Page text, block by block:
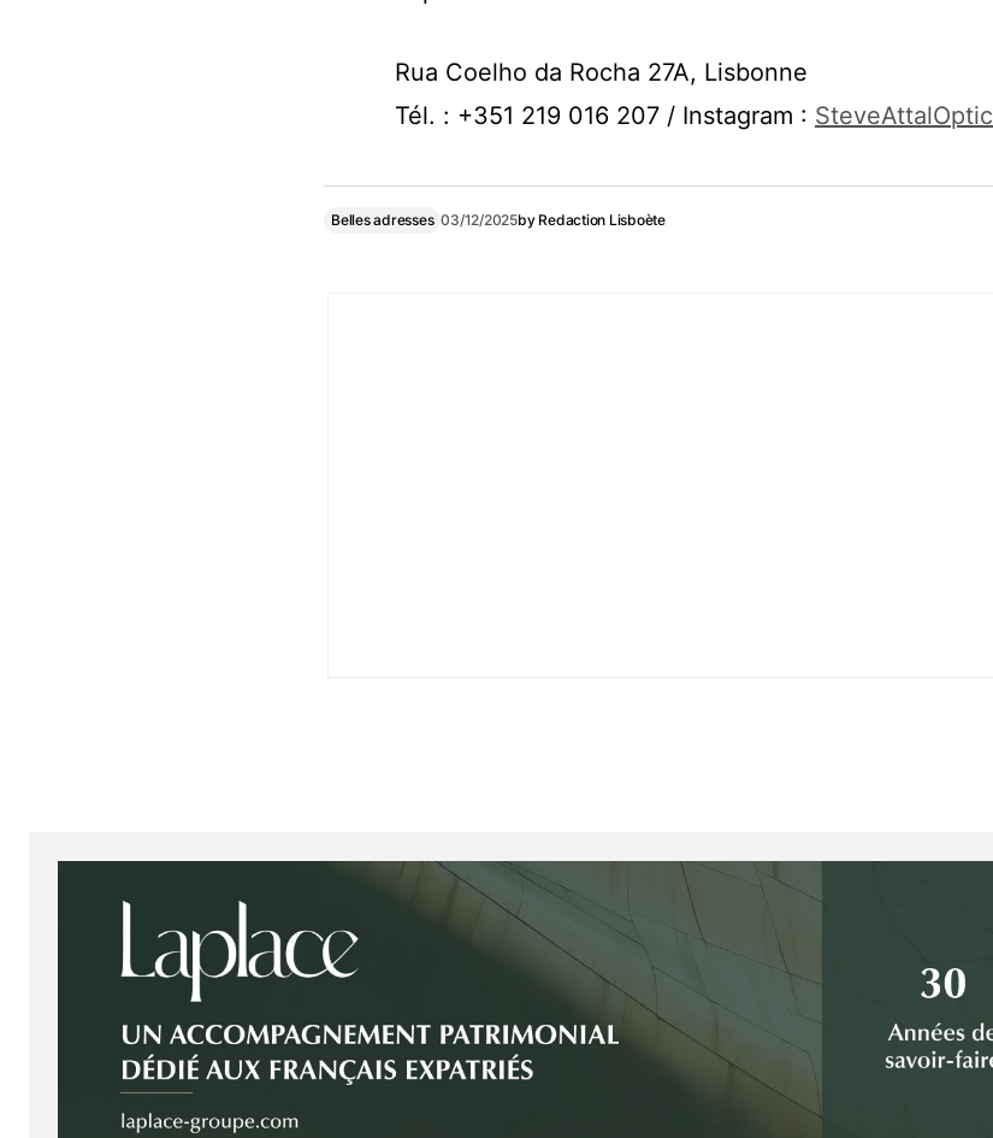
Rua Coelho da Rocha 27A, Lisbonne
Tél. : +351 219 016 207 / Instagram : SteveAttalOptic
Belles adresses 03/12/2025by Redaction Lisboète